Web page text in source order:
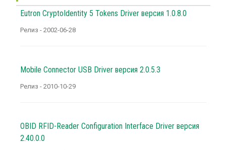
Eutron CryptoIdentity 5 Tokens Driver версия 1.0.8.0
Релиз - 2002-06-28
Mobile Connector USB Driver версия 2.0.5.3
Релиз - 2010-10-29
OBID RFID-Reader Configuration Interface Driver версия
2.40.0.0